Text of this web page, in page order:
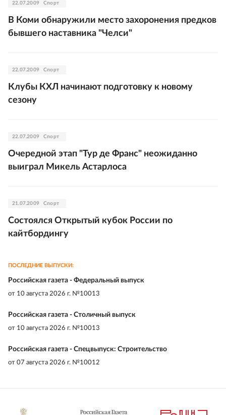
22.07.2009 Спорт
В Коми обнаружили место захоронения предков
бывшего наставника "Челси"
22.07.2009 Спорт
Клубы КХЛ начинают подготовку к новому
сезону
22.07.2009 Спорт
Очередной этап "Тур де Франс" неожиданно
выиграл Микель Астарлоса
21.07.2009 Спорт
Состоялся Открытый кубок России по
кайтбордингу
ПОСЛЕДНИЕ ВЫПУСКИ:
Российская газета - Федеральный выпуск
от 10 августа 2026 г. №10013
Российская газета - Столичный выпуск
от 10 августа 2026 г. №10013
Российская газета - Спецвыпуск: Строительство
от 07 августа 2026 г. №10012